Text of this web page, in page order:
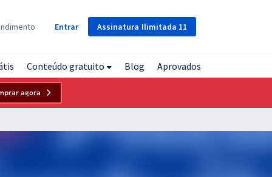
Assinatura Ilimitada 11
Entrar
Conteúdo gratuito Blog Aprovados
agora